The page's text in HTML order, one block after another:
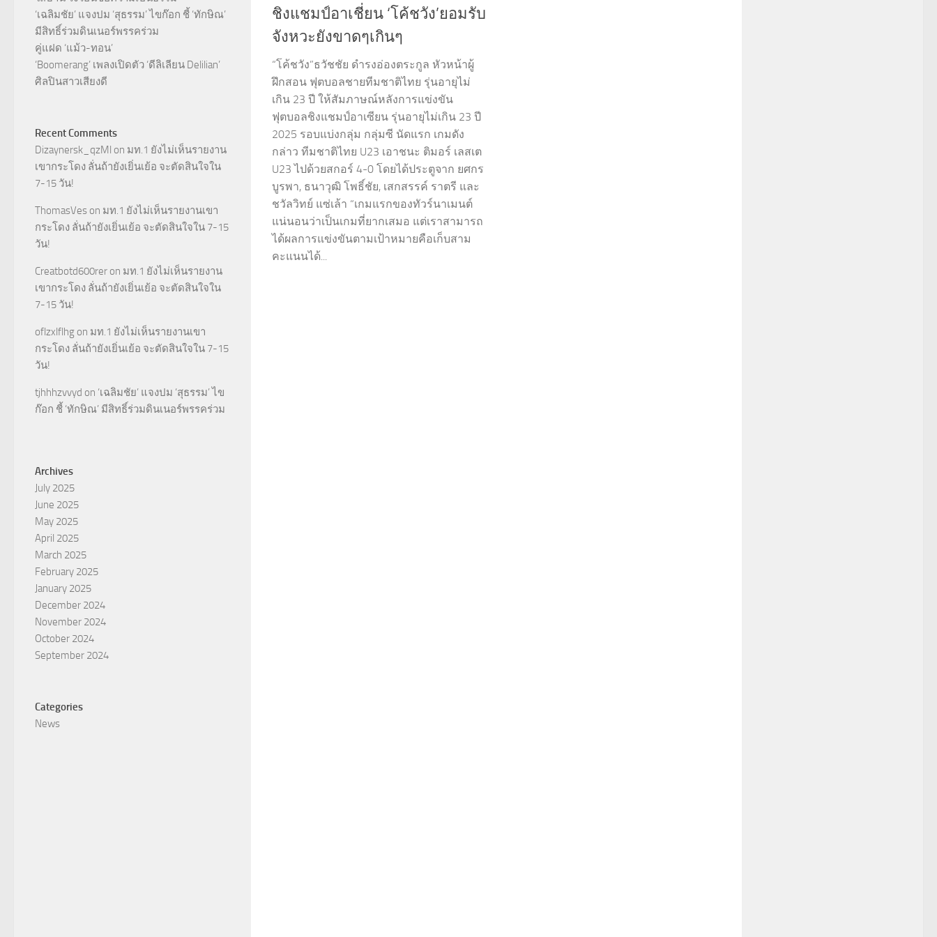
ชิงแชมป์อาเชี่ยน ‘โค้ชวัง’ยอมรับ
จังหวะยังขาดๆเกินๆ
“โค้ชวัง”ธวัชชัย ดำรงอ่องตระกูล หัวหน้าผู้
ฝึกสอน ฟุตบอลชายทีมชาติไทย รุ่นอายุไม่
เกิน 23 ปี ให้สัมภาษณ์หลังการแข่งขัน
ฟุตบอลชิงแชมป์อาเซียน รุ่นอายุไม่เกิน 23 ปี
2025 รอบแบ่งกลุ่ม กลุ่มซี นัดแรก เกมดัง
กล่าว ทีมชาติไทย U23 เอาชนะ ติมอร์ เลสเต
U23 ไปด้วยสกอร์ 4-0 โดยได้ประตูจาก ยศกร
บูรพา, ธนาวุฒิ โพธิ์ชัย, เสกสรรค์ ราตรี และ
ชวัลวิทย์ แซ่เล้า “เกมแรกของทัวร์นาเมนต์
แน่นอนว่าเป็นเกมที่ยากเสมอ แต่เราสามารถ
ได้ผลการแข่งขันตามเป้าหมายคือเก็บสาม
คะแนนได้...
‘เฉลิมชัย’ แจงปม ‘สุธรรม’ ไขก๊อก ชี้ ‘ทักษิณ’
มีสิทธิ์ร่วมดินเนอร์พรรคร่วม
คู่แฝด ‘แม้ว-ทอน’
‘Boomerang’ เพลงเปิดตัว ‘ดีลิเลียน Delilian’
ศิลปินสาวเสียงดี
Recent Comments
Dizaynersk_qzMl on มท.1 ยังไม่เห็นรายงาน
เขากระโดง ลั่นถ้ายังเยิ่นเย้อ จะตัดสินใจใน
7-15 วัน!
ThomasVes on มท.1 ยังไม่เห็นรายงานเขา
กระโดง ลั่นถ้ายังเยิ่นเย้อ จะตัดสินใจใน 7-15
วัน!
Creatbotd600rer on มท.1 ยังไม่เห็นรายงาน
เขากระโดง ลั่นถ้ายังเยิ่นเย้อ จะตัดสินใจใน
7-15 วัน!
oflzxlflhg on มท.1 ยังไม่เห็นรายงานเขา
กระโดง ลั่นถ้ายังเยิ่นเย้อ จะตัดสินใจใน 7-15
วัน!
tjhhhzvvyd on ‘เฉลิมชัย’ แจงปม ‘สุธรรม’ ไข
ก๊อก ชี้ ‘ทักษิณ’ มีสิทธิ์ร่วมดินเนอร์พรรคร่วม
Archives
July 2025
June 2025
May 2025
April 2025
March 2025
February 2025
January 2025
December 2024
November 2024
October 2024
September 2024
Categories
News